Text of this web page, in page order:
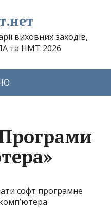
виховних заходів,
та НМТ 2026
софт програмне